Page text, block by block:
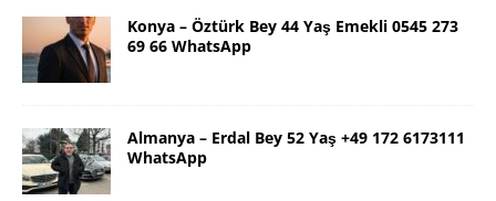
Konya – Öztürk Bey 44 Yaş Emekli 0545 273
69 66 WhatsApp
Almanya – Erdal Bey 52 Yaş +49 172 6173111
WhatsApp